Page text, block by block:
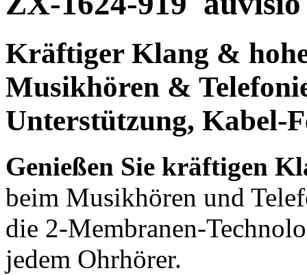
Kräftiger Klang &
Musikhören &
Unterstützung, Kabel-
Genießen Sie kräftigen
beim Musikhören und
die 2-Membranen-
jedem Ohrhörer.